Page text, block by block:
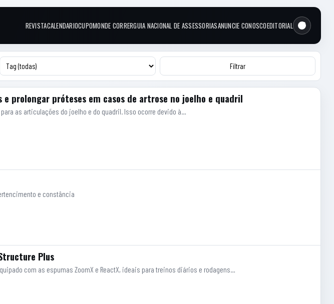
Links do topo
REVISTACALENDARIOCUPOMONDE CORRERGUIA NACIONAL DE ASSESSORIASANUNCIE CONOSCOEDITORIAL
Filtrar
prolongar próteses em casos de artrose no joelho e quadril
as articulações do joelho e do quadril. Isso ocorre devido à…
e constância
Plus
com as espumas ZoomX e ReactX, ideais para treinos diários e rodagens…